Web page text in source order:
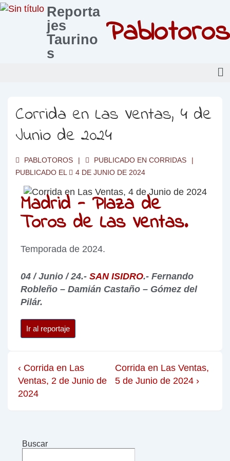
Reporta
jes
Taurino
s
Pablotoros
Corrida en Las Ventas, 4 de
Junio de 2024
PABLOTOROS PUBLICADO EN CORRIDAS
PUBLICADO EL
4 DE JUNIO DE 2024
Madrid - Plaza de
Toros de Las Ventas.
Temporada de 2024.
04 / Junio / 24.- SAN ISIDRO.- Fernando
Robleño – Damián Castaño – Gómez del
Pilár.
Ir al reportaje
‹ Corrida en Las
Ventas, 2 de Junio de
2024
Corrida en Las Ventas,
5 de Junio de 2024 ›
Buscar